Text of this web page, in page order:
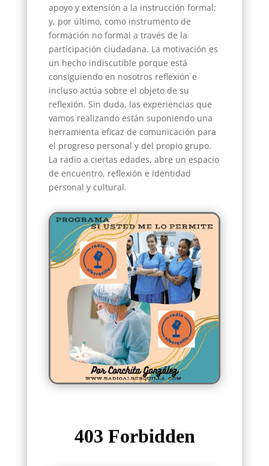
apoyo y extensión a la instrucción formal;
y, por último, como instrumento de
formación no formal a través de la
participación ciudadana. La motivación es
un hecho indiscutible porque está
consiguiendo en nosotros reflexión e
incluso actúa sobre el objeto de su
reflexión. Sin duda, las experiencias que
vamos realizando están suponiendo una
herramienta eficaz de comunicación para
el progreso personal y del propio grupo.
La radio a ciertas edades, abre un espacio
de encuentro, reflexión e identidad
personal y cultural.